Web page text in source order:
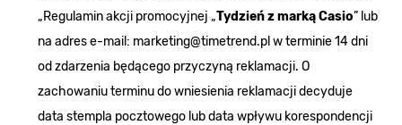
„Regulamin akcji promocyjnej „Tydzień z marką Casio” lub
na adres e-mail: marketing@timetrend.pl w terminie 14 dni
od zdarzenia będącego przyczyną reklamacji. O
zachowaniu terminu do wniesienia reklamacji decyduje
data stempla pocztowego lub data wpływu korespondencji